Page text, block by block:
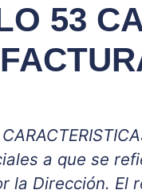
53
a que se
la Dirección. El